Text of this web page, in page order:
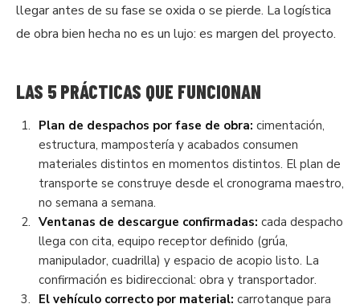
llegar antes de su fase se oxida o se pierde. La logística
de obra bien hecha no es un lujo: es margen del proyecto.
LAS 5 PRÁCTICAS QUE FUNCIONAN
Plan de despachos por fase de obra: cimentación,
estructura, mampostería y acabados consumen
materiales distintos en momentos distintos. El plan de
transporte se construye desde el cronograma maestro,
no semana a semana.
Ventanas de descargue confirmadas: cada despacho
llega con cita, equipo receptor definido (grúa,
manipulador, cuadrilla) y espacio de acopio listo. La
confirmación es bidireccional: obra y transportador.
El vehículo correcto por material: carrotanque para